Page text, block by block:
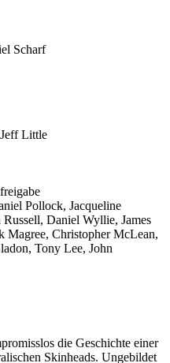
Scharf
Little
Pollock, Jacqueline
Daniel Wyllie, James
Magree, Christopher McLean,
Tony Lee, John
die Geschichte einer
Skinheads. Ungebildet